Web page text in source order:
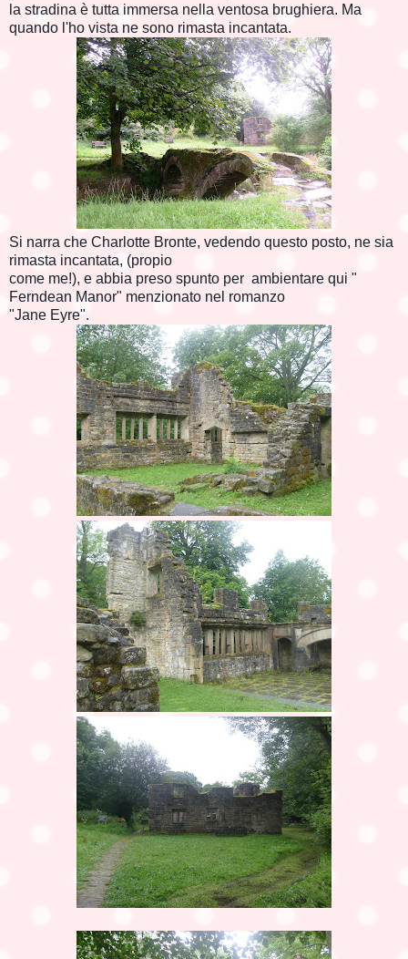
la stradina è tutta immersa nella ventosa brughiera. Ma
quando l'ho vista ne sono rimasta incantata.
Si narra che Charlotte Bronte, vedendo questo posto, ne sia
rimasta incantata, (propio
come me!), e abbia preso spunto per ambientare qui "
Ferndean Manor" menzionato nel romanzo
"Jane Eyre".